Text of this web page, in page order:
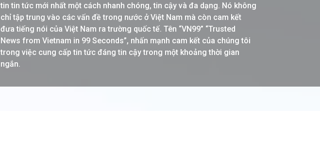
tin tin tức mới nhất một cách nhanh chóng, tin cậy và đa dạng. Nó không
chỉ tập trung vào các vấn đề trong nước ở Việt Nam mà còn cam kết
đưa tiếng nói của Việt Nam ra trường quốc tế. Tên “VN99” “Trusted
News from Vietnam in 99 Seconds”, nhấn mạnh cam kết của chúng tôi
trong việc cung cấp tin tức đáng tin cậy trong một khoảng thời gian
ngắn.